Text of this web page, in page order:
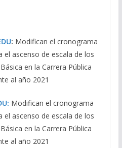
: Modifican el cronograma
el ascenso de escala de los
en la Carrera Pública
al año 2021
Modifican el cronograma
el ascenso de escala de los
en la Carrera Pública
al año 2021